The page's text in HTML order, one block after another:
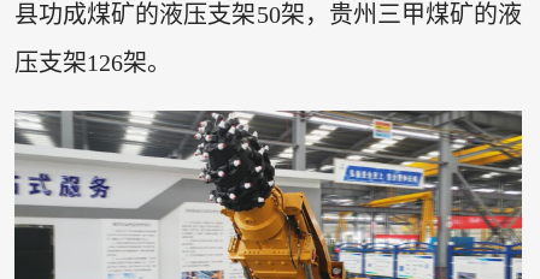
县功成煤矿的液压支架50架，贵州三甲煤矿的液
压支架126架。